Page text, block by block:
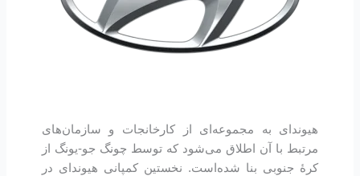
هیوندای به مجموعه‌ای از کارخانجات و سازمان‌های
مرتبط با آن اطلاق می‌شود که توسط چونگ جو-یونگ از
کرهٔ ‌جنوبی بنا شده‌است. نخستین کمپانی هیوندای در